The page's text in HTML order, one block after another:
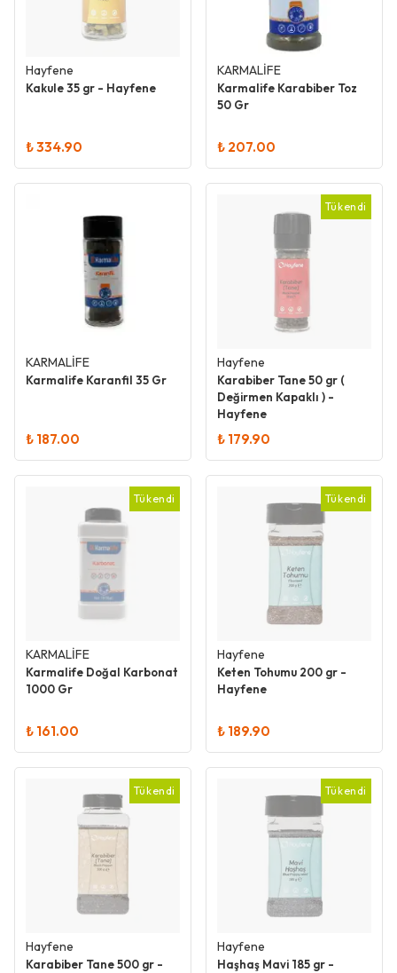
Hayfene
Kakule 35 gr - Hayfene
₺ 334.90
KARMALİFE
Karmalife Karabiber Toz
50 Gr
₺ 207.00
KARMALİFE
Karmalife Karanfil 35 Gr
₺ 187.00
Tükendi
Hayfene
Karabiber Tane 50 gr (
Değirmen Kapaklı ) -
Hayfene
₺ 179.90
Tükendi
KARMALİFE
Karmalife Doğal Karbonat
1000 Gr
₺ 161.00
Tükendi
Hayfene
Keten Tohumu 200 gr -
Hayfene
₺ 189.90
Tükendi
Hayfene
Karabiber Tane 500 gr -
Tükendi
Hayfene
Haşhaş Mavi 185 gr -